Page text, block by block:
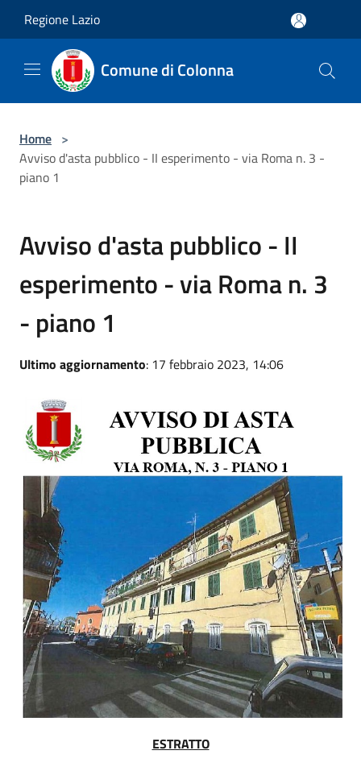
Regione Lazio
Comune di Colonna
Home >
Avviso d'asta pubblico - II esperimento - via Roma n. 3 -
piano 1
Avviso d'asta pubblico - II
esperimento - via Roma n. 3
- piano 1
Ultimo aggiornamento: 17 febbraio 2023, 14:06
ESTRATTO